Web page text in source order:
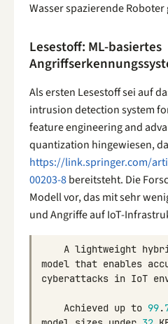
Wasser spazierende
Lesestoff: ML-basiertes
Als ersten Lesestoff sei auf
intrusion detection system
feature engineering and
quantization hingewiesen,
https://link.springer.com/
00203-8bereitsteht. Die
Modell vor, das mit sehr
und Angriffe auf IoT-
A lightweight
model that enables
cyberattacks in IoT
Achieved up to 99.